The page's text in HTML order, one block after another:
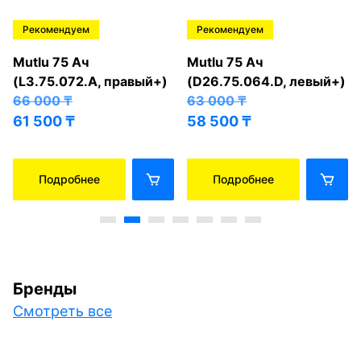
Рекомендуем
Mutlu 75 Ач
(L3.75.072.A, правый+)
66 000₸
61 500₸
Подробнее
Рекомендуем
Mutlu 75 Ач
(D26.75.064.D, левый+)
63 000₸
58 500₸
Подробнее
Бренды
Смотреть все